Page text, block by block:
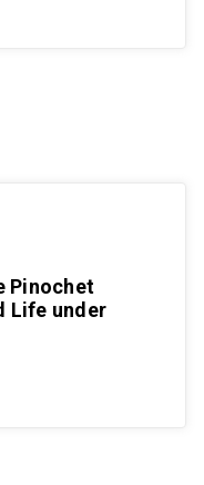
Pinochet
Life under